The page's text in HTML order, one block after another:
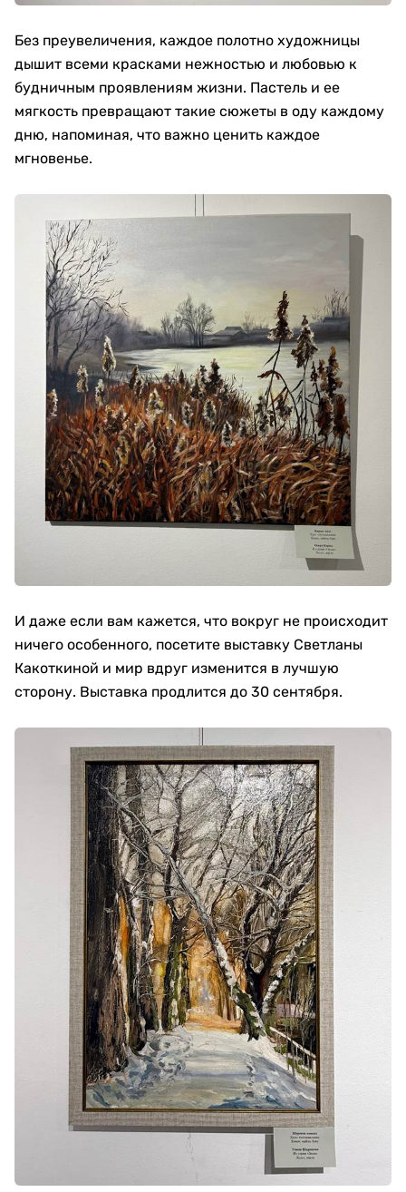
Без преувеличения, каждое полотно художницы
дышит всеми красками нежностью и любовью к
будничным проявлениям жизни. Пастель и ее
мягкость превращают такие сюжеты в оду каждому
дню, напоминая, что важно ценить каждое
мгновенье.
И даже если вам кажется, что вокруг не происходит
ничего особенного, посетите выставку Светланы
Какоткиной и мир вдруг изменится в лучшую
сторону. Выставка продлится до 30 сентября.